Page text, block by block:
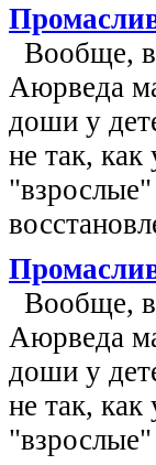
Вообще, в
Аюрведа
доши у
не так,
Вообще, в
Аюрведа
доши у
не так,